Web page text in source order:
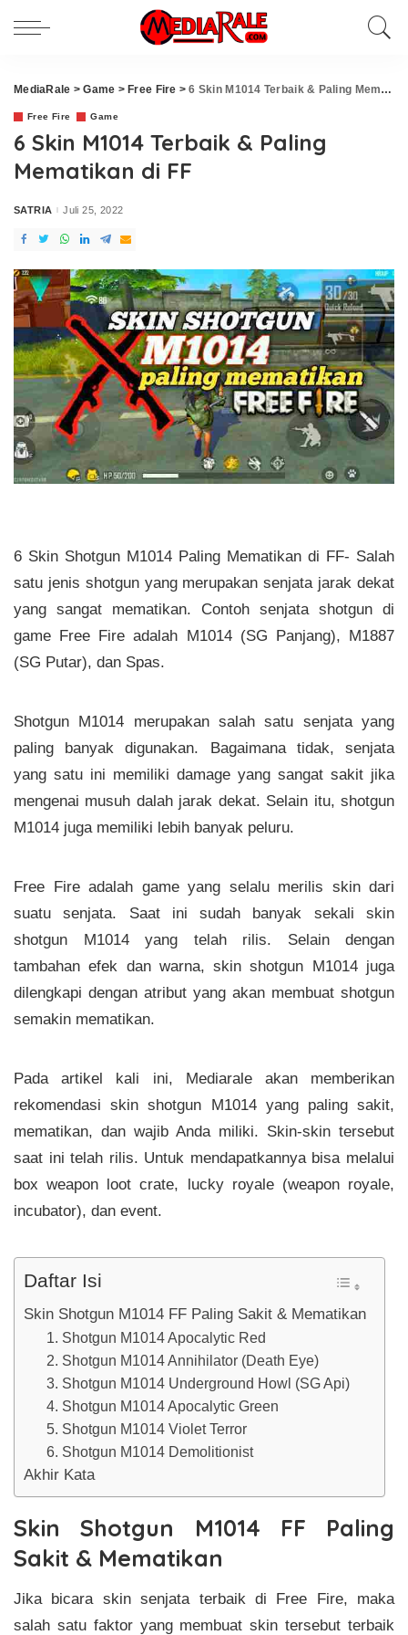
MediaRale >Game > Free Fire >6 Skin M1014 Terbaik & Paling Mematikan di FF
Free Fire Game
6 Skin M1014 Terbaik & Paling
Mematikan di FF
Posted
SATRIA Juli 25, 2022
6 Skin Shotgun M1014 Paling Mematikan di FF- Salah
satu jenis shotgun yang merupakan senjata jarak dekat
yang sangat mematikan. Contoh senjata shotgun di
game Free Fire adalah M1014 (SG Panjang), M1887
(SG Putar), dan Spas.
Shotgun M1014 merupakan salah satu senjata yang
paling banyak digunakan. Bagaimana tidak, senjata
yang satu ini memiliki damage yang sangat sakit jika
mengenai musuh dalah jarak dekat. Selain itu, shotgun
M1014 juga memiliki lebih banyak peluru.
Free Fire adalah game yang selalu merilis skin dari
suatu senjata. Saat ini sudah banyak sekali skin
shotgun M1014 yang telah rilis. Selain dengan
tambahan efek dan warna, skin shotgun M1014 juga
dilengkapi dengan atribut yang akan membuat shotgun
semakin mematikan.
Pada artikel kali ini, Mediarale akan memberikan
rekomendasi skin shotgun M1014 yang paling sakit,
mematikan, dan wajib Anda miliki. Skin-skin tersebut
saat ini telah rilis. Untuk mendapatkannya bisa melalui
box weapon loot crate, lucky royale (weapon royale,
incubator), dan event.
Daftar Isi
Skin Shotgun M1014 FF Paling Sakit & Mematikan
1. Shotgun M1014 Apocalytic Red
2. Shotgun M1014 Annihilator (Death Eye)
3. Shotgun M1014 Underground Howl (SG Api)
4. Shotgun M1014 Apocalytic Green
5. Shotgun M1014 Violet Terror
6. Shotgun M1014 Demolitionist
Akhir Kata
Skin Shotgun M1014 FF Paling
Sakit & Mematikan
Jika bicara skin senjata terbaik di Free Fire, maka
salah satu faktor yang membuat skin tersebut terbaik